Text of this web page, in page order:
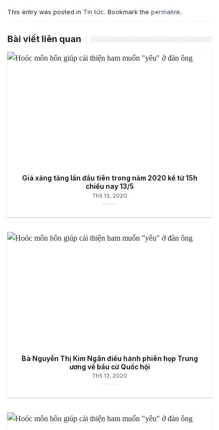
This entry was posted in Tin tức. Bookmark the permalink.
Bài viết liên quan
Giá xăng tăng lần đầu tiên trong năm 2020 kể từ 15h
chiều nay 13/5
Th5 13, 2020
Bà Nguyễn Thị Kim Ngân điều hành phiên họp Trung
ương về bầu cử Quốc hội
Th5 13, 2020